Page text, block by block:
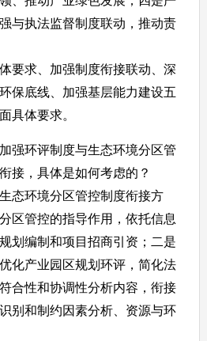
与执法监督制度联动，推动责
要求、加强制度衔接联动、深
保底线、加强基层能力建设五
具体要求。
强环评制度与生态环境分区管
接，具体是如何考虑的？
态环境分区管控制度衔接方
区管控的指导作用，依托信息
划编制和项目招商引资；二是
化产业园区规划环评，简化法
合性和协调性分析内容，衔接
别和制约因素分析、资源与环